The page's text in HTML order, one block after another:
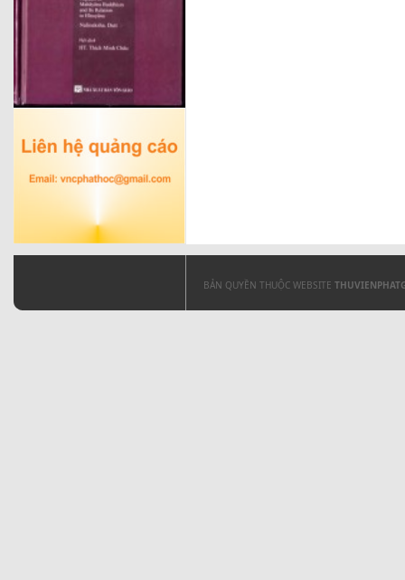
BẢN QUYỀN THUỘC WEBSITE